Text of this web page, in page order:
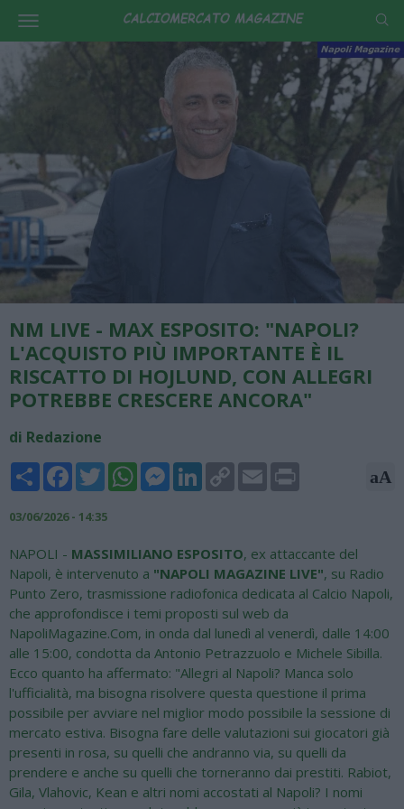
NM LIVE - MAX ESPOSITO: "NAPOLI?
L'ACQUISTO PIÙ IMPORTANTE È IL
RISCATTO DI HOJLUND, CON ALLEGRI
POTREBBE CRESCERE ANCORA"
di Redazione
Share FacebookTwitterWhatsAppMessengerLinkedInCopy
Link
Email aA
03/06/2026 - 14:35
NAPOLI - MASSIMILIANO ESPOSITO, ex attaccante del
Napoli, è intervenuto a "NAPOLI MAGAZINE LIVE", su Radio
Punto Zero, trasmissione radiofonica dedicata al Calcio Napoli,
che approfondisce i temi proposti sul web da
NapoliMagazine.Com, in onda dal lunedì al venerdì, dalle 14:00
alle 15:00, condotta da Antonio Petrazzuolo e Michele Sibilla.
Ecco quanto ha affermato: "Allegri al Napoli? Manca solo
l'ufficialità, ma bisogna risolvere questa questione il prima
possibile per avviare nel miglior modo possibile la sessione di
mercato estiva. Bisogna fare delle valutazioni sui giocatori già
presenti in rosa, su quelli che andranno via, su quelli da
prendere e anche su quelli che torneranno dai prestiti. Rabiot,
Gila, Vlahovic, Kean e altri nomi accostati al Napoli? I nomi